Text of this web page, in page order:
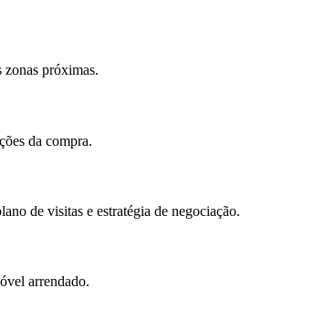
próximas.
da compra.
de visitas e estratégia de negociação.
arrendado.